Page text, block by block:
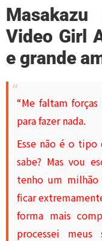
Video Girl
e grande
“Me faltam
para fazer nada.
Esse não é o
sabe? Mas vou
tenho um
ficar
forma mais
processei